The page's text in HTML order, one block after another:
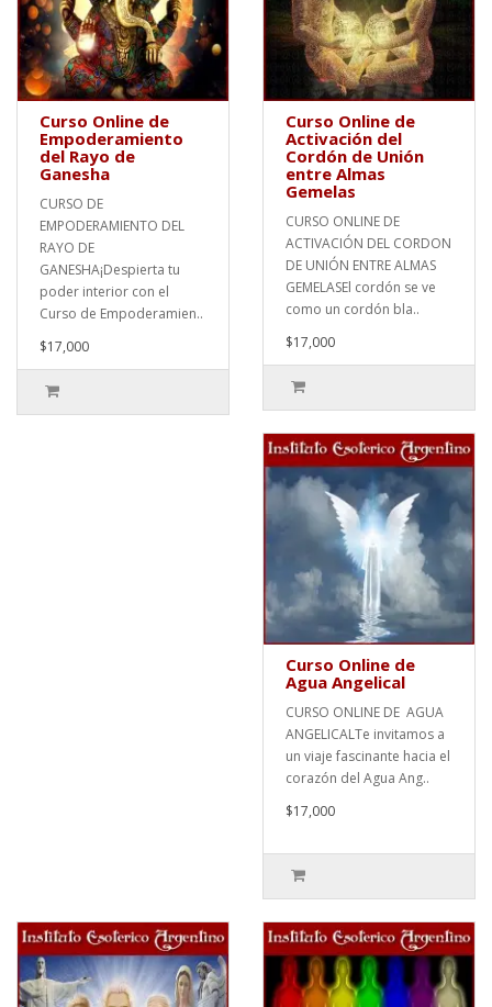
Curso Online de
Empoderamiento
del Rayo de
Ganesha
CURSO DE
EMPODERAMIENTO DEL
RAYO DE
GANESHA¡Despierta tu
poder interior con el
Curso de Empoderamien..
$17,000
Curso Online de
Activación del
Cordón de Unión
entre Almas
Gemelas
CURSO ONLINE DE
ACTIVACIÓN DEL CORDON
DE UNIÓN ENTRE ALMAS
GEMELASEl cordón se ve
como un cordón bla..
$17,000
Curso Online de
Agua Angelical
CURSO ONLINE DE AGUA
ANGELICALTe invitamos a
un viaje fascinante hacia el
corazón del Agua Ang..
$17,000